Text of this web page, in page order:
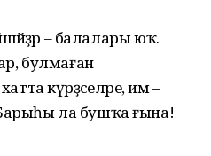
– балалары юҡ.
булмаған
күрәҙәселәре, им –
ла бушҡа ғына!